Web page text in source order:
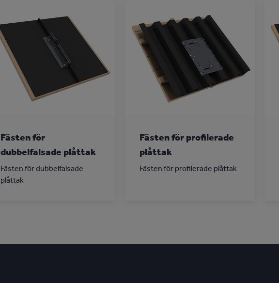
Fästen för
dubbelfalsade plåttak
Fästen för dubbelfalsade
plåttak
Fästen för profilerade
plåttak
Fästen för profilerade plåttak